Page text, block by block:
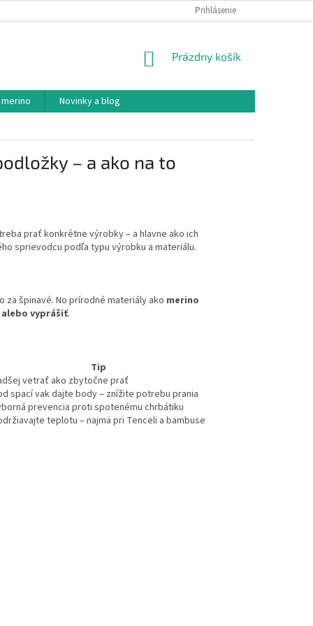
AKO NAKUPOVAŤ
Prihlásenie
NÁKUPNÝ
Prázdny košík
Novinky a blog
– a ako na to
prať konkrétne výrobky – a hlavne ako ich
sprievodcu podľa typu výrobku a materiálu.
za špinavé. No prírodné materiály ako merino
vyprášiť.
Tip
vetrať ako zbytočne prať
spací vak dajte body – znížite potrebu prania
prevencia proti spotenému chrbátiku
teplotu – najmä pri Tenceli a bambuse